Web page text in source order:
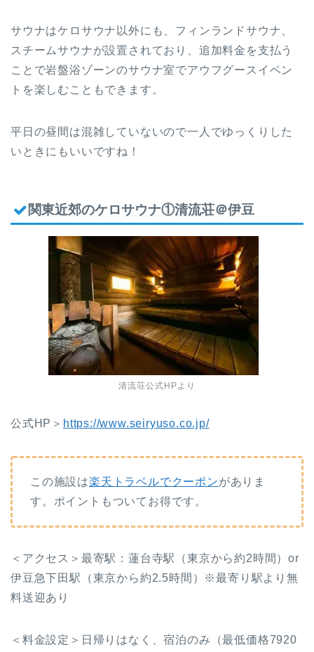
サウナはケロサウナ以外にも、フィンランドサウナ、
スチームサウナが設置されており、追加料金を支払う
ことで岩盤浴ゾーンのサウナ室でアウフグースイベン
トを楽しむこともできます。
平日の昼間は混雑していないので一人でゆっくりした
いときにもいいですね！
関東近郊のケロサウナ①清流荘＠伊豆
清流荘公式HPより
公式HP＞ https://www.seiryuso.co.jp/
この施設は楽天トラベルでクーポンがありま
す。ポイントもついてお得です。
＜アクセス＞最寄駅：蓮台寺駅（東京から約2時間）or
伊豆急下田駅（東京から約2.5時間）※最寄り駅より無
料送迎あり
＜料金設定＞日帰りはなく、宿泊のみ（最低価格7920